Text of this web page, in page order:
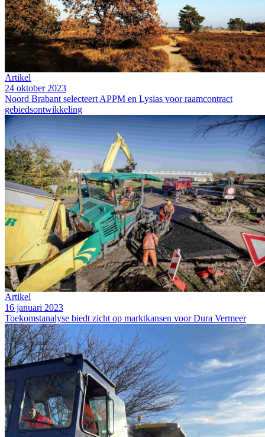
Artikel
24 oktober 2023
Noord Brabant selecteert APPM en Lysias voor raamcontract
gebiedsontwikkeling
Artikel
16 januari 2023
Toekomstanalyse biedt zicht op marktkansen voor Dura Vermeer